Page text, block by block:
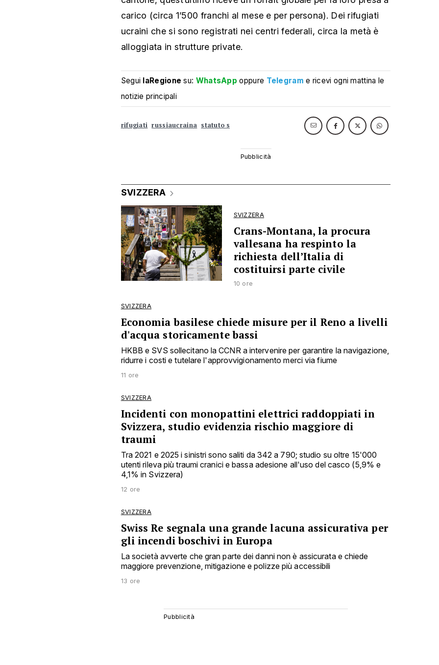
carico (circa 1’500 franchi al mese e per persona). Dei rifugiati
ucraini che si sono registrati nei centri federali, circa la metà è
alloggiata in strutture private.
Segui laRegione su: WhatsApp oppure Telegram e ricevi ogni mattina le
notizie principali
rifugiati russiaucraina statuto s
SVIZZERA
SVIZZERA
Crans-Montana, la procura
vallesana ha respinto la
richiesta dell’Italia di
costituirsi parte civile
10 ore
SVIZZERA
Economia basilese chiede misure per il Reno a livelli
d'acqua storicamente bassi
HKBB e SVS sollecitano la CCNR a intervenire per garantire la navigazione,
ridurre i costi e tutelare l'approvvigionamento merci via fiume
11 ore
SVIZZERA
Incidenti con monopattini elettrici raddoppiati in
Svizzera, studio evidenzia rischio maggiore di
traumi
Tra 2021 e 2025 i sinistri sono saliti da 342 a 790; studio su oltre 15'000
utenti rileva più traumi cranici e bassa adesione all'uso del casco (5,9% e
4,1% in Svizzera)
12 ore
SVIZZERA
Swiss Re segnala una grande lacuna assicurativa per
gli incendi boschivi in Europa
La società avverte che gran parte dei danni non è assicurata e chiede
maggiore prevenzione, mitigazione e polizze più accessibili
13 ore